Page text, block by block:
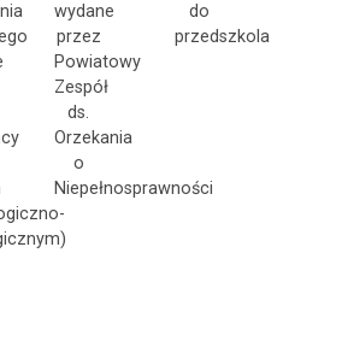
wydane
przez
Powiatowy
Zespół
ds.
Orzekania
o
Niepełnosprawności
do
przedszkola